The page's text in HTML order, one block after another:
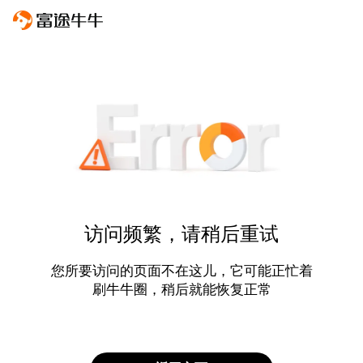
访问频繁，请稍后重试
您所要访问的页面不在这儿，它可能正忙着
刷牛牛圈，稍后就能恢复正常